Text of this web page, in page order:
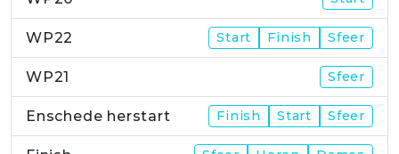
WP22 Start Finish Sfeer
WP21 Sfeer
Enschede herstart Finish Start Sfeer